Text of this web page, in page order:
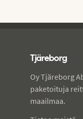
Tjäreborg
Oy Tjäreborg
paketoituja
maailmaa.